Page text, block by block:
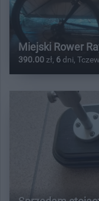
Miejski Rower
390.00 zł, 6 dni, Tczew